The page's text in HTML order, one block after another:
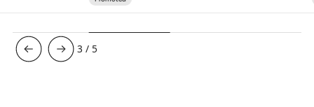
3 / 5